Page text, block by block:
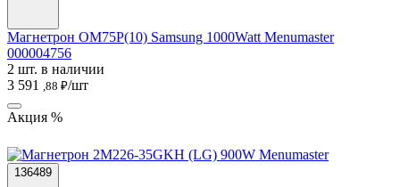
Магнетрон OM75P(10) Samsung 1000Watt Menumaster
000004756
2 шт. в наличии
3 591
,88 ₽/шт
Акция %
136489